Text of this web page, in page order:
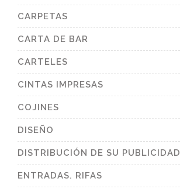
CARPETAS
CARTA DE BAR
CARTELES
CINTAS IMPRESAS
COJINES
DISEÑO
DISTRIBUCIÓN DE SU PUBLICIDAD
ENTRADAS. RIFAS